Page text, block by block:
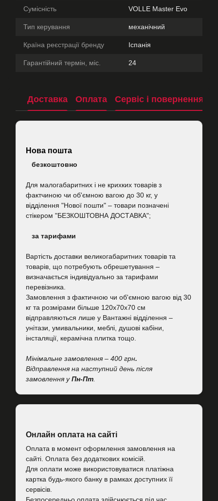
Сумісність VOLLE Master Evo
Тип керування механічний
Країна реєстрації бренду Іспанія
Гарантійний термін, міс. 24
Доставка Оплата Сервіс і повернення
Нова пошта
безкоштовно
Для малогабаритних і не крихких товарів з
фактчиною чи об'ємною вагою до 30 кг, у
відділення "Нової пошти" – товари позначені
стікером "БЕЗКОШТОВНА ДОСТАВКА";
за тарифами
Вартість доставки великогабаритних товарів та
товарів, що потребують обрешетування –
визначається індивідуально за тарифами
перевізника.
Замовлення з фактичною чи об'ємною вагою від 30
кг та розмірами більше 120х70х70 см
відправляються лише у Вантажні відділення –
унітази, умивальники, меблі, душові кабіни,
інсталяції, керамічна плитка тощо.
Мінімальне замовлення – 400 грн.
Відправлення на наступний день після
замовлення уПн-Пт
Онлайн оплата на сайті
Оплата в момент оформлення замовлення на
сайті. Оплата без додаткових комісій.
Для оплати може використовуватися платіжна
картка будь-якого банку в рамках доступних її
сервісів.